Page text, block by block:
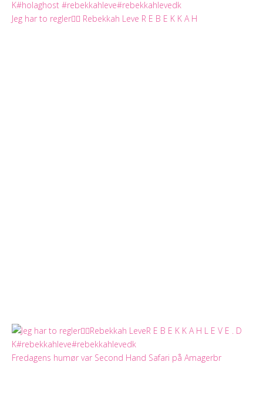
Jeg har to regler✌🏻 Rebekkah Leve R E B E K K A H
Fredagens humør var Second Hand Safari på Amagerbr